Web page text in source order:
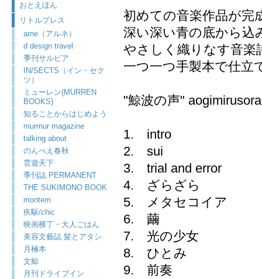
おとえほん
リトルプレス
arne（アルネ）
d design travel
季刊サルビア
IN/SECTS（イン・セク
ツ）
ミューレン(MURREN
BOOKS)
知ることからはじめよう
murmur magazine
talking about
のんべえ春秋
雲遊天下
季刊誌 PERMANENT
THE SUKIMONO BOOK
montem
疾駆/chic
映画横丁・大人ごはん
美容文藝誌 髪とアタシ
月極本
文鯨
月刊ドライブイン
初めての音楽作品が完
深い深い青の底から込
やさしく織りなす音楽
一つ一つ手製本で仕立
"鯨波の声" aogimirusora
1. intro
2. sui
3. trial and error
4. ざらざら
5. メタセコイア
6. 繭
7. 光の少女
8. ひとみ
9. 前奏